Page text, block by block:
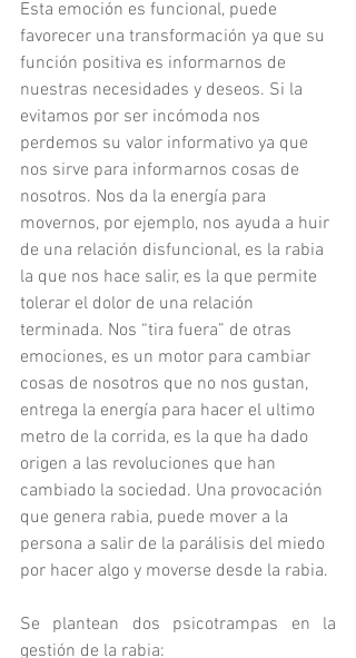
Esta emoción es funcional, puede
favorecer una transformación ya que su
función positiva es informarnos de
nuestras necesidades y deseos. Si la
evitamos por ser incómoda nos
perdemos su valor informativo ya que
nos sirve para informarnos cosas de
nosotros. Nos da la energía para
movernos, por ejemplo, nos ayuda a huir
de una relación disfuncional, es la rabia
la que nos hace salir, es la que permite
tolerar el dolor de una relación
terminada. Nos “tira fuera” de otras
emociones, es un motor para cambiar
cosas de nosotros que no nos gustan,
entrega la energía para hacer el ultimo
metro de la corrida, es la que ha dado
origen a las revoluciones que han
cambiado la sociedad. Una provocación
que genera rabia, puede mover a la
persona a salir de la parálisis del miedo
por hacer algo y moverse desde la rabia.
Se plantean dos psicotrampas en la
gestión de la rabia: